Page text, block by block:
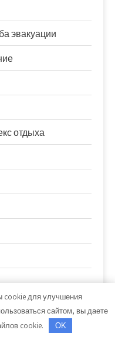
эвакуации
отдыха
cookie для улучшения
сайтом, вы даете
cookie.
OK